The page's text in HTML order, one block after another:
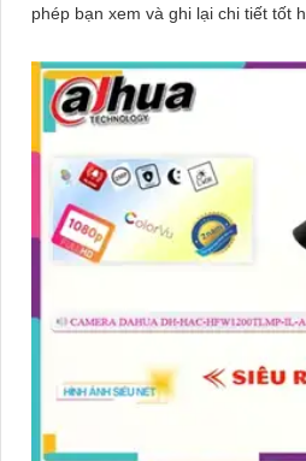
phép bạn xem và ghi lại chi tiết tốt